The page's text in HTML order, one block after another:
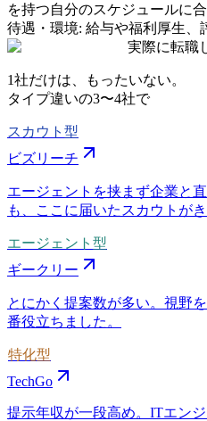
を持つ自分のスケジュールに
待遇・環境: 給与や福利厚生、
実際に転職
1社だけは、もったいない。
タイプ違いの3〜4社で
スカウト型
ビズリーチ
エージェントを挟まず企業と
も、ここに届いたスカウトが
エージェント型
ギークリー
とにかく提案数が多い。視野
番役立ちました。
特化型
TechGo
提示年収が一段高め。ITエン